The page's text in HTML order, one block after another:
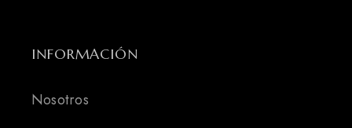
INFORMACIÓN
Nosotros